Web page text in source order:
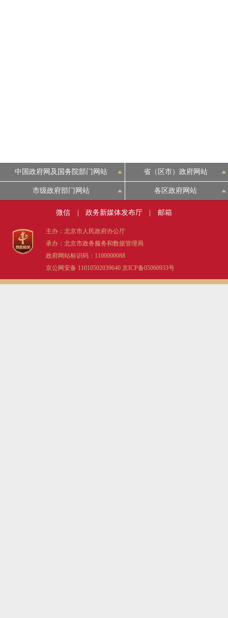
中国政府网及国务院部门网站 省（区市）政府网站
市级政府部门网站 各区政府网站
微信 政务新媒体发布厅 邮箱
主办：北京市人民政府办公厅
承办：北京市政务服务和数据管理局
政府网站标识码：1100000088
京公网安备 11010502039640 京ICP备05060933号